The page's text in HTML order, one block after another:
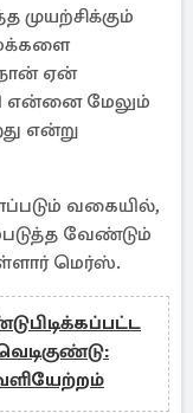
முயற்சிக்கும்
ஏன்
என்னை மேலும்
என்று
வகையில்,
வேண்டும்
மெர்ஸ்.